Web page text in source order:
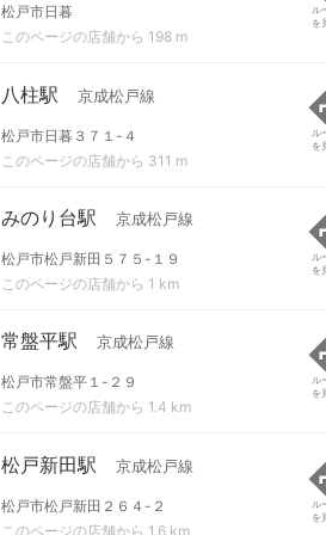
松戸市日暮
このページの店舗から 198 m
ル
を
八柱駅 京成松戸線
松戸市日暮３７１-４
このページの店舗から 311 m
ル
を
みのり台駅 京成松戸線
松戸市松戸新田５７５-１９
このページの店舗から 1 km
ル
を
常盤平駅 京成松戸線
松戸市常盤平１-２９
このページの店舗から 1.4 km
ル
を
松戸新田駅 京成松戸線
松戸市松戸新田２６４-２
このページの店舗から 1.6 km
ル
を